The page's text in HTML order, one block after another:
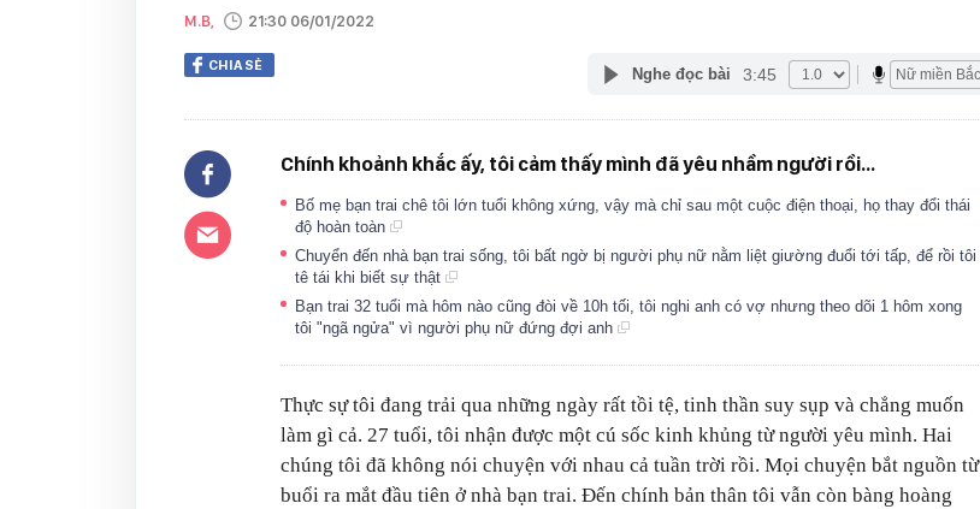
M.B, 21:30 06/01/2022
CHIA SẺ Nghe đọc bài 3:45
Chính khoảnh khắc ấy, tôi cảm thấy mình đã yêu nhầm người rồi...
Bố mẹ bạn trai chê tôi lớn tuổi không xứng, vậy mà chỉ sau một cuộc điện thoại, họ thay đổi thái
độ hoàn toàn
Chuyển đến nhà bạn trai sống, tôi bất ngờ bị người phụ nữ nằm liệt giường đuổi tới tấp, để rồi tôi
tê tái khi biết sự thật
Bạn trai 32 tuổi mà hôm nào cũng đòi về 10h tối, tôi nghi anh có vợ nhưng theo dõi 1 hôm xong
tôi "ngã ngửa" vì người phụ nữ đứng đợi anh
Thực sự tôi đang trải qua những ngày rất tồi tệ, tinh thần suy sụp và chẳng muốn
làm gì cả. 27 tuổi, tôi nhận được một cú sốc kinh khủng từ người yêu mình. Hai
chúng tôi đã không nói chuyện với nhau cả tuần trời rồi. Mọi chuyện bắt nguồn từ
buổi ra mắt đầu tiên ở nhà bạn trai. Đến chính bản thân tôi vẫn còn bàng hoàng